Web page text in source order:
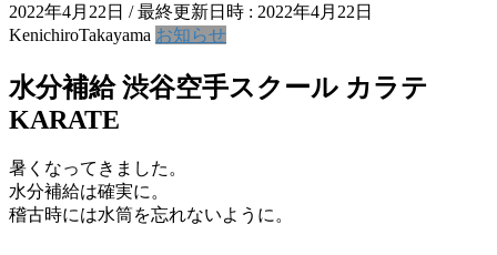
2022年4月22日 / 最終更新日時 : 2022年4月22日
KenichiroTakayama お知らせ
水分補給 渋谷空手スクール カラテ
KARATE
暑くなってきました。
水分補給は確実に。
稽古時には水筒を忘れないように。